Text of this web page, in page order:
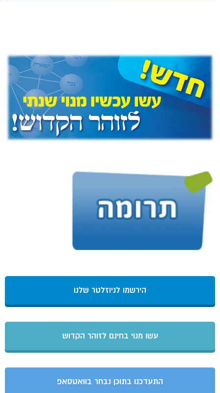
הירשמו לניוזלטר שלנו
עשו מנוי בחינם לזוהר הקדוש
התעדכנו בתוכן נבחר בוואטסאפ